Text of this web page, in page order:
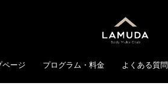
ページ プログラム・料金 よくある質問